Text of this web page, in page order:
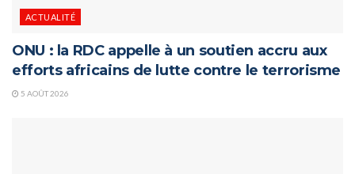
ACTUALITÉ
ONU : la RDC appelle à un soutien accru aux
efforts africains de lutte contre le terrorisme
5 AOÛT 2026